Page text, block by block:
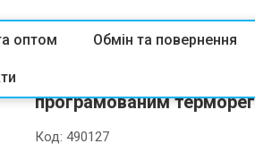
оптом Обмін та повернення
Тепла підлога Ryxon
програмованим
Код:490127